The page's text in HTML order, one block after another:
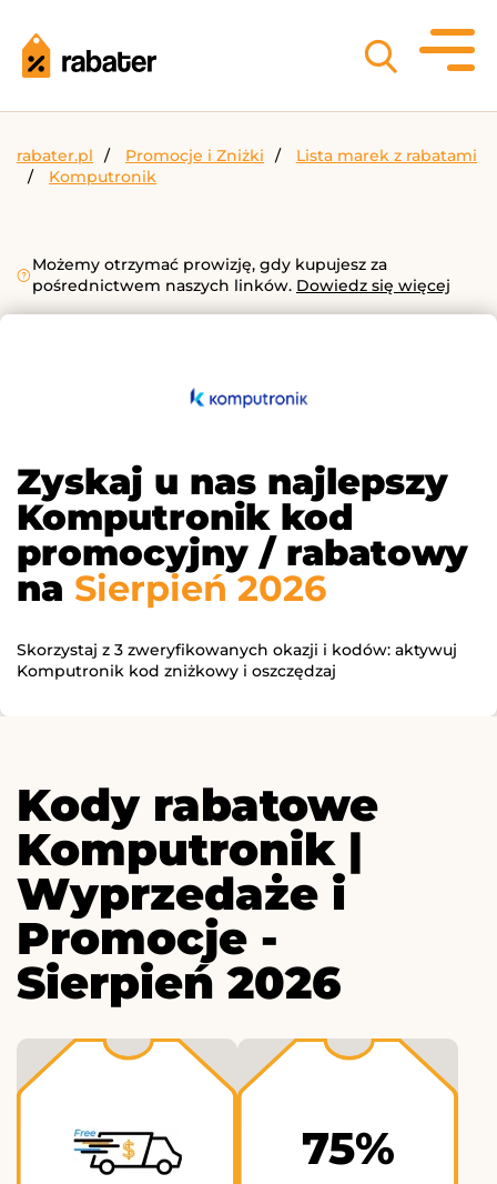
rabater.pl Promocje i Zniżki
Lista marek z rabatami
Komputronik
Możemy otrzymać prowizję, gdy kupujesz za
pośrednictwem naszych linków. Dowiedz się więcej
Zyskaj u nas najlepszy
Komputronik kod
promocyjny / rabatowy
na Sierpień 2026
Skorzystaj z 3 zweryfikowanych okazji i kodów: aktywuj
Komputronik kod zniżkowy i oszczędzaj
Kody rabatowe
Komputronik |
Wyprzedaże i
Promocje -
Sierpień 2026
75%